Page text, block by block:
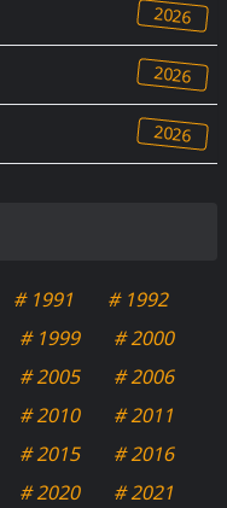
2026
2026
2026
# 1991
# 1992
# 1999
# 2000
# 2005
# 2006
# 2010
# 2011
# 2015
# 2016
# 2020
# 2021